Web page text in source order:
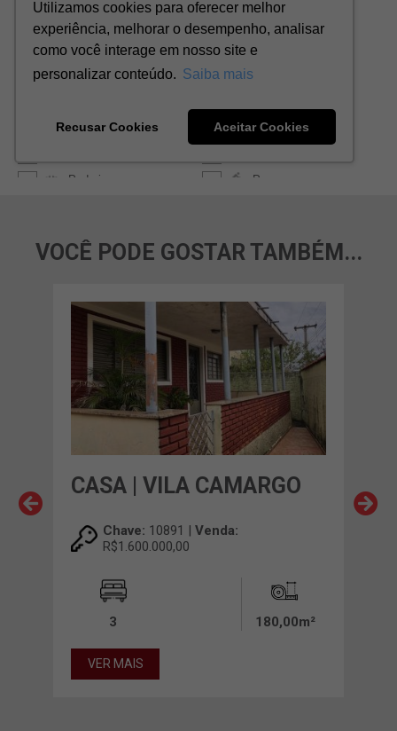
VOCÊ PODE GOSTAR TAMBÉM...
CASA | VILA CAMARGO
Chave: 10891 | Venda:
R$1.600.000,00
3 180,00m²
VER MAIS